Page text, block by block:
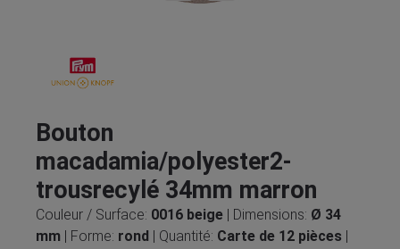
Bouton
macadamia/polyester2-
trousrecylé 34mm marron
Couleur / Surface: 0016 beige | Dimensions: Ø 34
mm | Forme: rond | Quantité: Carte de 12 pièces |